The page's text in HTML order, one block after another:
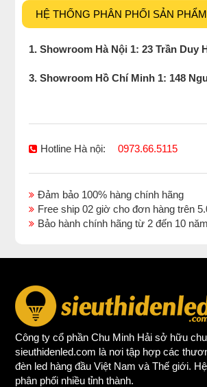
HỆ THỐNG PHÂN PHỐI SẢN PHẨM
1. Showroom Hà Nội 1: 23 Trần Duy
3. Showroom Hồ Chí Minh 1: 148
Hotline Hà nội: 0973.66.5115
Đảm bảo 100% hàng chính hãng
Free ship 02 giờ cho đơn hàng trên
Bảo hành chính hãng từ 2 đến 10 năm
Công ty cổ phần Chu Minh Hải sở hữu
sieuthidenled.com là nơi tập hợp các
đèn led hàng đầu Việt Nam và Thế giới.
phân phối nhiều tỉnh thành.